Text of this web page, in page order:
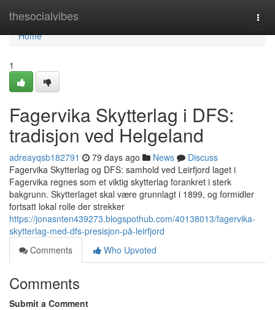
thesocialvibes
Home
Home
1
Fagervika Skytterlag i DFS:
tradisjon ved Helgeland
adreayqsb182791 79 days ago News
Discuss
Fagervika Skytterlag og DFS: samhold ved Leirfjord laget i
Fagervika regnes som et viktig skytterlag forankret i sterk
bakgrunn. Skytterlaget skal være grunnlagt i 1899, og formidler
fortsatt lokal rolle der strekker
https://jonasnten439273.blogspothub.com/40138013/fagervika-
skytterlag-med-dfs-presisjon-på-leirfjord
Comments
Who Upvoted
Comments
Submit a Comment